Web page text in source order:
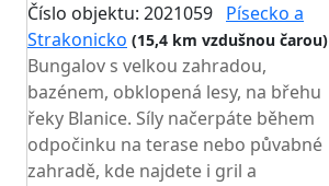
Číslo objektu: 2021059 Písecko a
Strakonicko (15,4 km vzdušnou čarou)
Bungalov s velkou zahradou,
bazénem, obklopená lesy, na břehu
řeky Blanice. Síly načerpáte během
odpočinku na terase nebo půvabné
zahradě, kde najdete i gril a